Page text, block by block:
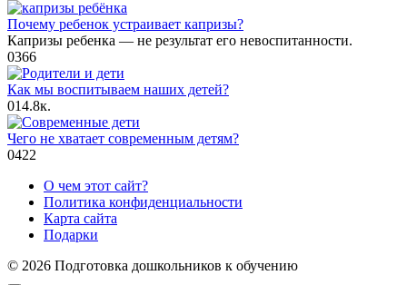
Почему ребенок устраивает капризы?
Капризы ребенка — не результат его невоспитанности.
0366
Как мы воспитываем наших детей?
014.8к.
Чего не хватает современным детям?
0422
О чем этот сайт?
Политика конфиденциальности
Карта сайта
Подарки
© 2026 Подготовка дошкольников к обучению